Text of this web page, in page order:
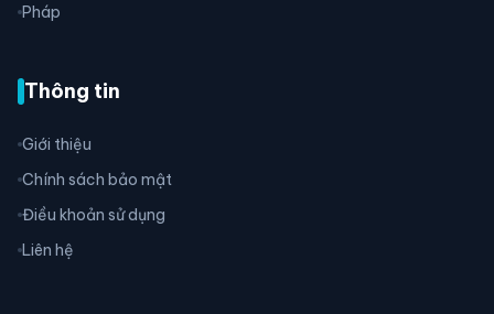
Pháp
Thông tin
Giới thiệu
Chính sách bảo mật
Điều khoản sử dụng
Liên hệ